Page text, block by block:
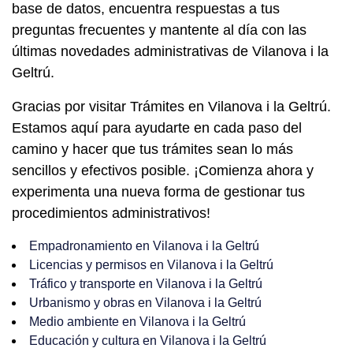
base de datos, encuentra respuestas a tus
preguntas frecuentes y mantente al día con las
últimas novedades administrativas de Vilanova i la
Geltrú.
Gracias por visitar Trámites en Vilanova i la Geltrú.
Estamos aquí para ayudarte en cada paso del
camino y hacer que tus trámites sean lo más
sencillos y efectivos posible. ¡Comienza ahora y
experimenta una nueva forma de gestionar tus
procedimientos administrativos!
Empadronamiento en Vilanova i la Geltrú
Licencias y permisos en Vilanova i la Geltrú
Tráfico y transporte en Vilanova i la Geltrú
Urbanismo y obras en Vilanova i la Geltrú
Medio ambiente en Vilanova i la Geltrú
Educación y cultura en Vilanova i la Geltrú